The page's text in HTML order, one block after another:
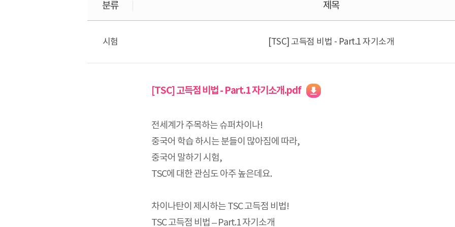
분류 제목
시험 [TSC] 고득점 비법 - Part.1 자기소개
[TSC] 고득점 비법 - Part.1 자기소개.pdf
전세계가 주목하는 슈퍼차이나!
중국어 학습 하시는 분들이 많아짐에 따라,
중국어 말하기 시험,
TSC에 대한 관심도 아주 높은데요.
차이나탄이 제시하는 TSC 고득점 비법!
TSC 고득점 비법 – Part.1 자기소개